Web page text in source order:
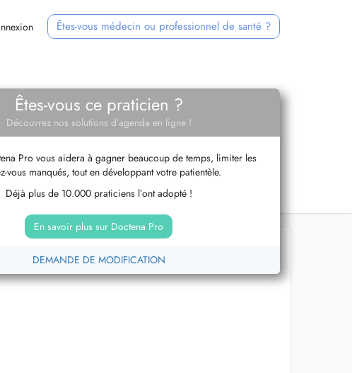
Êtes-vous médecin ou professionnel de santé ?
Êtes-vous ce praticien ?
Découvrez nos solutions d’agenda en ligne !
Pro vous aidera à gagner beaucoup de temps, limiter les
vous manqués, tout en développant votre patientèle.
Déjà plus de 10.000 praticiens l’ont adopté !
En savoir plus sur Doctena Pro
DEMANDE DE MODIFICATION